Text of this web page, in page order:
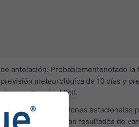
de antelación. Probablementenotado la
previsión meteorológica de 10 días y
claramente más difícil.
Dado que las previsiones estacionales
fiables, ofrecemos los resultados de